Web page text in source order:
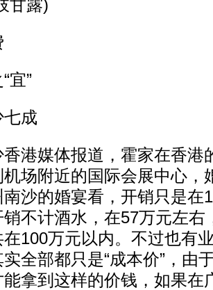
露)
”
成
媒体报道，霍家在香港
场附近的国际会展中心，
沙的婚宴看，开销只是在
不计酒水，在57万元左右
100万元以内。不过也有
全部都只是“成本价”，由
拿到这样的价钱，如果在